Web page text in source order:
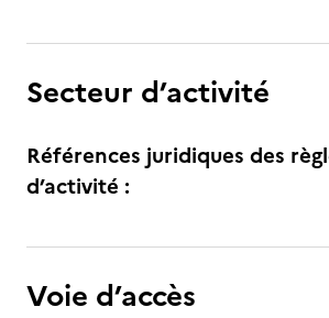
Secteur d’activité
Références juridiques des
d’activité :
Voie d’accès